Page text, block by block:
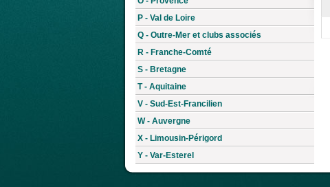
P - Val de Loire
Q - Outre-Mer et clubs associés
R - Franche-Comté
S - Bretagne
T - Aquitaine
V - Sud-Est-Francilien
W - Auvergne
X - Limousin-Périgord
Y - Var-Esterel